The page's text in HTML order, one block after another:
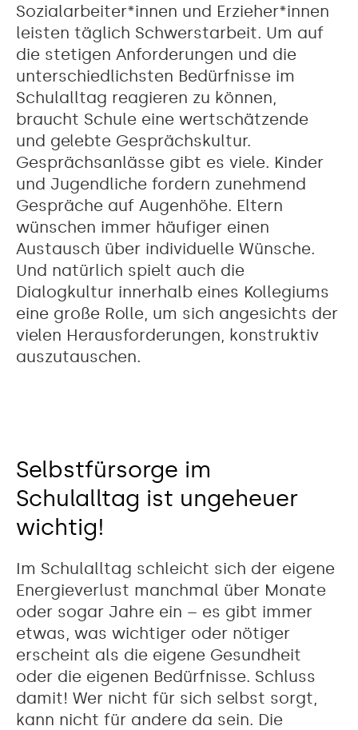
Selbstfürsorge im
Schulalltag ist ungeheuer
wichtig!
Im Schulalltag schleicht sich der eigene
Energieverlust manchmal über Monate
oder sogar Jahre ein – es gibt immer
etwas, was wichtiger oder nötiger
erscheint als die eigene Gesundheit
oder die eigenen Bedürfnisse. Schluss
damit! Wer nicht für sich selbst sorgt,
kann nicht für andere da sein. Die
Sozialarbeiter*innen und Erzieher*innen
leisten täglich Schwerstarbeit. Um auf
die stetigen Anforderungen und die
unterschiedlichsten Bedürfnisse im
Schulalltag reagieren zu können,
braucht Schule eine wertschätzende
und gelebte Gesprächskultur.
Gesprächsanlässe gibt es viele. Kinder
und Jugendliche fordern zunehmend
Gespräche auf Augenhöhe. Eltern
wünschen immer häufiger einen
Austausch über individuelle Wünsche.
Und natürlich spielt auch die
Dialogkultur innerhalb eines Kollegiums
eine große Rolle, um sich angesichts der
vielen Herausforderungen, konstruktiv
auszutauschen.